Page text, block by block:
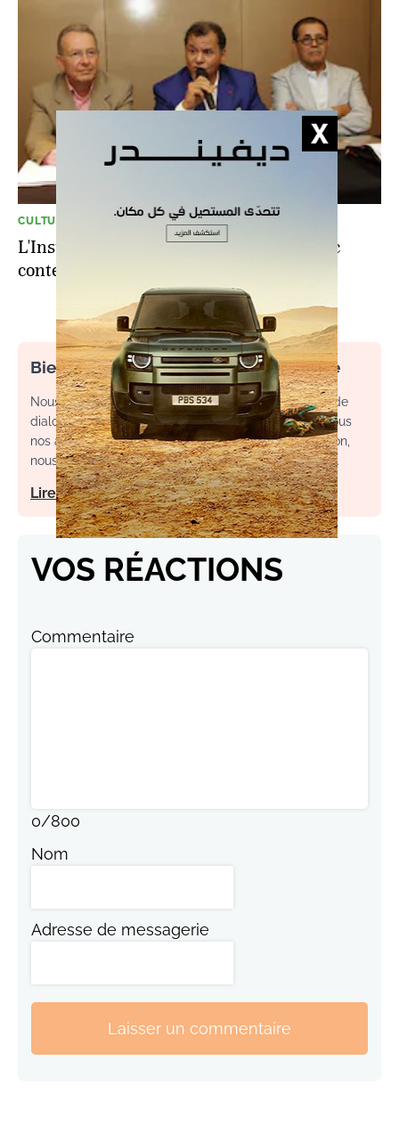
CULTURE
L'Institut du Monde arabe fête "Le Maroc
contemporain"
Bienvenue dans l’espace commentaire
Nous souhaitons un espace de débat, d’échange et de
dialogue. Afin d'améliorer la qualité des échanges sous
nos articles, ainsi que votre expérience de contribution,
nous vous invitons à consulter nos règles d’utilisation.
Lire notre charte
VOS RÉACTIONS
Commentaire
0/800
Nom
Adresse de messagerie
Laisser un commentaire